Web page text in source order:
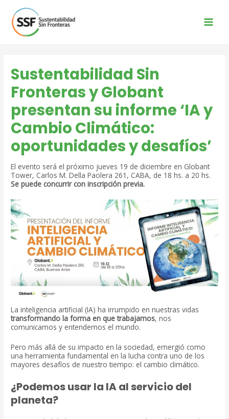
contenido
Main
Sustentabilidad Sin
Fronteras y Globant
presentan su informe ‘IA y
Cambio Climático:
oportunidades y desafíos’
El evento será el próximo jueves 19 de diciembre en Globant
Tower, Carlos M. Della Paolera 261, CABA, de 18 hs. a 20 hs.
Se puede concurrir con inscripción previa.
La inteligencia artificial (IA) ha irrumpido en nuestras vidas
transformando la forma en que trabajamos, nos
comunicamos y entendemos el mundo.
Pero más allá de su impacto en la sociedad, emergió como
una herramienta fundamental en la lucha contra uno de los
mayores desafíos de nuestro tiempo: el cambio climático.
¿Podemos usar la IA al servicio del
planeta?